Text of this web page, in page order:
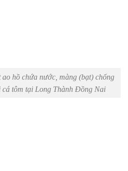
hồ chứa nước, màng (bạt) chống
tôm tại Long Thành Đồng Nai